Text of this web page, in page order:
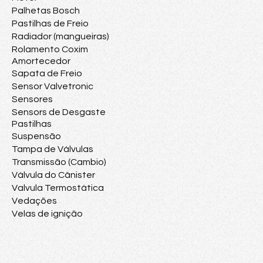
Palhetas Bosch
Pastilhas de Freio
Radiador (mangueiras)
Rolamento Coxim
Amortecedor
Sapata de Freio
Sensor Valvetronic
Sensores
Sensors de Desgaste
Pastilhas
Suspensão
Tampa de Válvulas
Transmissão (Cambio)
Válvula do Cânister
Valvula Termostática
Vedações
Velas de ignição